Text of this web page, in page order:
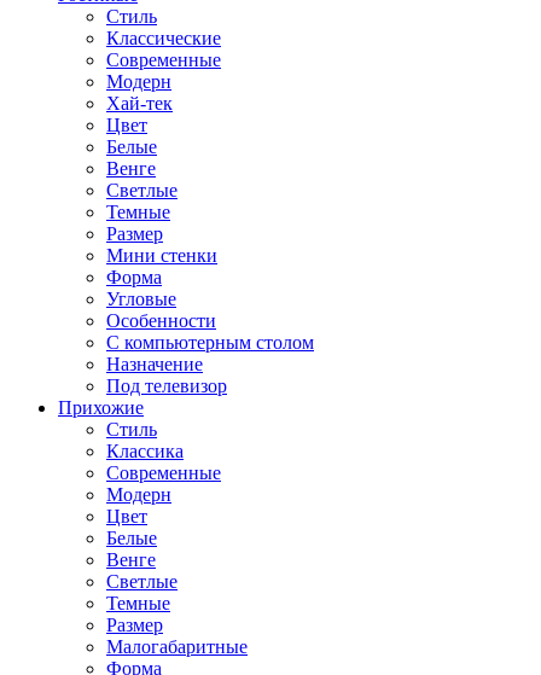
Стиль
Классические
Современные
Модерн
Хай-тек
Цвет
Белые
Венге
Светлые
Темные
Размер
Мини стенки
Форма
Угловые
Особенности
С компьютерным столом
Назначение
Под телевизор
Прихожие
Стиль
Классика
Современные
Модерн
Цвет
Белые
Венге
Светлые
Темные
Размер
Малогабаритные
Форма